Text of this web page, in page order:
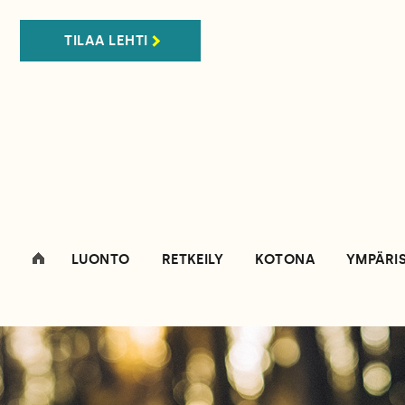
TILAA LEHTI
LUONTO RETKEILY KOTONA